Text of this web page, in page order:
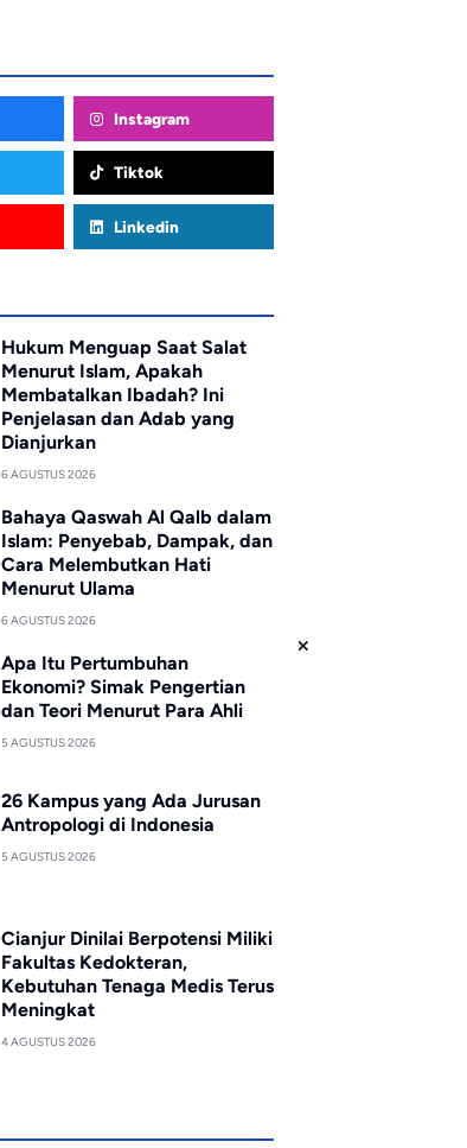
Instagram
Tiktok
Linkedin
Hukum Menguap Saat Salat
Menurut Islam, Apakah
Membatalkan Ibadah? Ini
Penjelasan dan Adab yang
Dianjurkan
6 AGUSTUS 2026
Bahaya Qaswah Al Qalb dalam
Islam: Penyebab, Dampak, dan
Cara Melembutkan Hati
Menurut Ulama
6 AGUSTUS 2026
Apa Itu Pertumbuhan
Ekonomi? Simak Pengertian
dan Teori Menurut Para Ahli
5 AGUSTUS 2026
26 Kampus yang Ada Jurusan
Antropologi di Indonesia
5 AGUSTUS 2026
Cianjur Dinilai Berpotensi Miliki
Fakultas Kedokteran,
Kebutuhan Tenaga Medis Terus
Meningkat
4 AGUSTUS 2026